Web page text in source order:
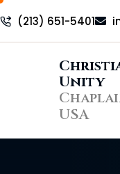
(213) 651-5401
Unity
USA